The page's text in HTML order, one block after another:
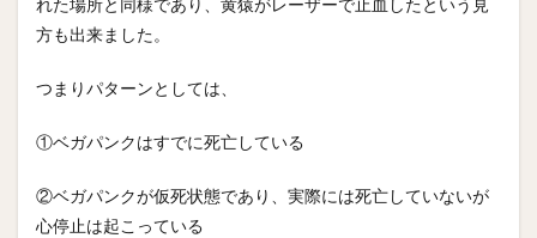
方も出来ました。
つまりパターンとしては、
①ベガパンクはすでに死亡している
②ベガパンクが仮死状態であり、実際には死亡していないが
心停止は起こっている